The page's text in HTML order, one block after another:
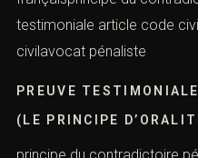
testimoniale article code
civilavocat pénaliste
PREUVE
(LE PRINCIPE